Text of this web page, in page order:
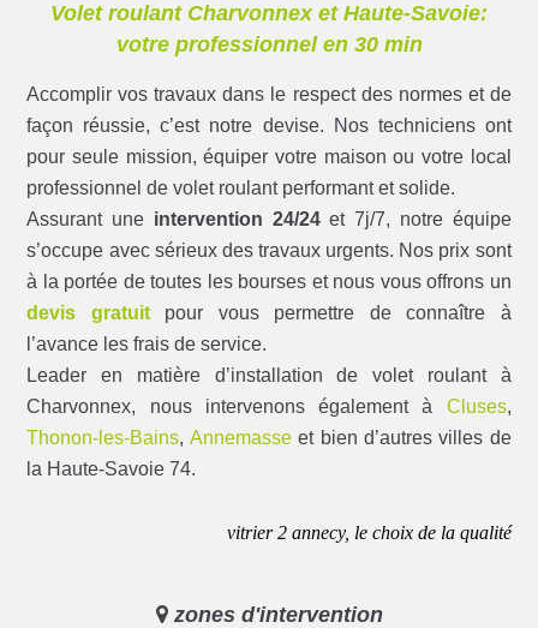
Volet roulant Charvonnex et Haute-Savoie:
votre professionnel en 30 min
Accomplir vos travaux dans le respect des normes et de
façon réussie, c’est notre devise. Nos techniciens ont
pour seule mission, équiper votre maison ou votre local
professionnel de volet roulant performant et solide.
Assurant une intervention 24/24et 7j/7, notre équipe
s’occupe avec sérieux des travaux urgents. Nos prix sont
à la portée de toutes les bourses et nous vous offrons un
devis gratuitpour vous permettre de connaître à
l’avance les frais de service.
Leader en matière d’installation de volet roulant à
Charvonnex, nous intervenons également à Cluses,
Thonon-les-Bains, Annemasseet bien d’autres villes de
la Haute-Savoie 74.
vitrier 2 annecy, le choix de la qualité
zones d'intervention